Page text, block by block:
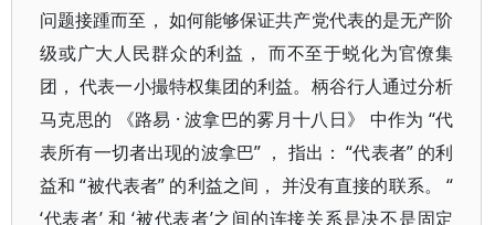
问题接踵而至， 如何能够保证共产党代表的是无产阶
级或广大人民群众的利益， 而不至于蜕化为官僚集
团， 代表一小撮特权集团的利益。柄谷行人通过分析
马克思的 《路易 · 波拿巴的雾月十八日》 中作为 “代
表所有一切者出现的波拿巴” ， 指出： “代表者” 的利
益和 “被代表者” 的利益之间， 并没有直接的联系。 “
‘代表者’ 和 ‘被代表者’之间的连接关系是决不是固定